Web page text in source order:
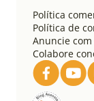
Política
Política de
Anuncie
Colabore